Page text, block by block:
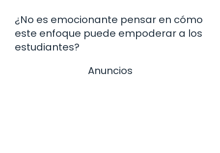
¿No es emocionante pensar en cómo
este enfoque puede empoderar a los
estudiantes?
Anuncios